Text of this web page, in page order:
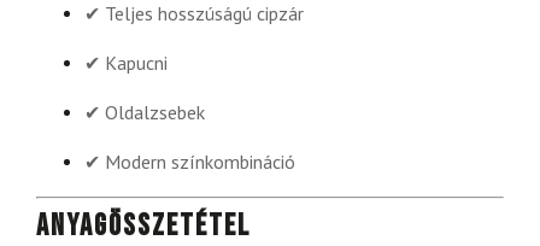
✔ Teljes hosszúságú cipzár
✔ Kapucni
✔ Oldalzsebek
✔ Modern színkombináció
Anyagösszetétel